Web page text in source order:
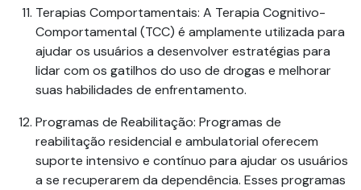
Terapias Comportamentais: A Terapia Cognitivo-
Comportamental (TCC) é amplamente utilizada para
ajudar os usuários a desenvolverestratégias para
lidar com os gatilhos do uso de drogas e melhorar
suas habilidades de enfrentamento.
Programas de Reabilitação: Programas de
reabilitação residencial e ambulatorial oferecem
suporte intensivo e contínuo para ajudar os usuários
a se recuperarem da dependência. Esses programas